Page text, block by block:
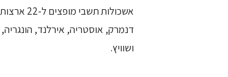
דנמרק, אוסטריה, אירלנד, הונגריה,
ושוויץ.